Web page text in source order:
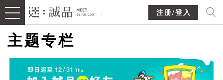
注册/登入
主题专栏